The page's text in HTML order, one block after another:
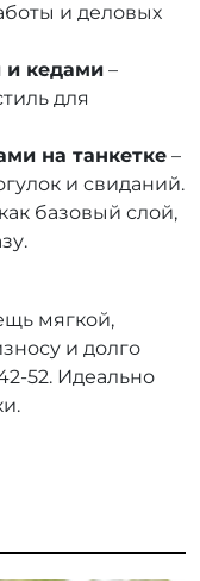
и деловых
кедами –
для
на танкетке –
и свиданий.
базовый слой,
мягкой,
и долго
52. Идеально